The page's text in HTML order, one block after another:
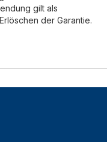
gilt als
der Garantie.